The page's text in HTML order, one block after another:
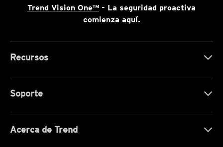
Trend Vision One™ - La seguridad proactiva
comienza aquí.
Recursos
Soporte
Acerca de Trend